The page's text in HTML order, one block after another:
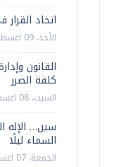
اتخاذ القرار
الأحد، 09 اغسطس 2026 10:44 ص
القانون
كلفة الضرر
السبت، 08 اغسطس 2026 10:00 ص
سين… الإله
السماء ليلًا
الجمعة، 07 اغسطس 2026 01:00 م